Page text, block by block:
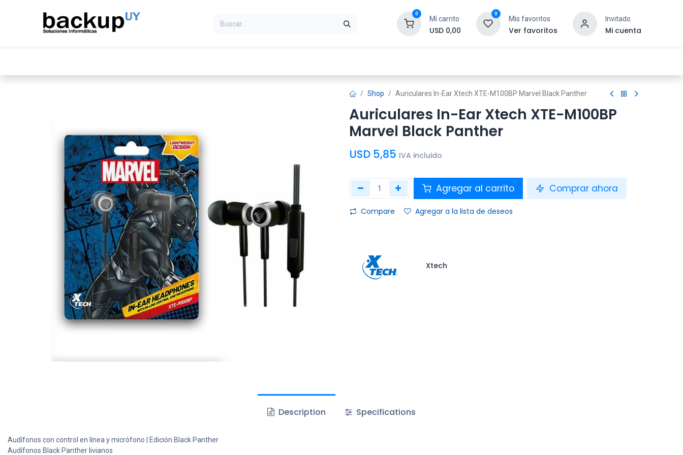
0
Mi carrito
USD 0,00
0
Mis favoritos
Ver favoritos
Invitado
Mi cuenta
Shop Auriculares In-Ear Xtech XTE-M100BP Marvel Black Panther
Auriculares In-Ear Xtech XTE-M100BP
Marvel Black Panther
USD 5,85 IVA incluido
Agregar al carrito Comprar ahora
Compare Agregar a la lista de deseos
Xtech
Description Specifications
Audífonos con control en línea y micrófono | Edición Black Panther
Audífonos Black Panther livianos